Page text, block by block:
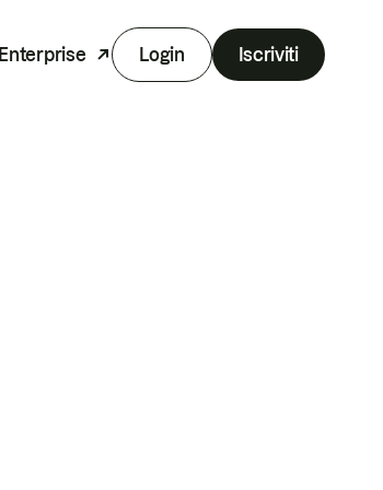
Enterprise Login Iscriviti